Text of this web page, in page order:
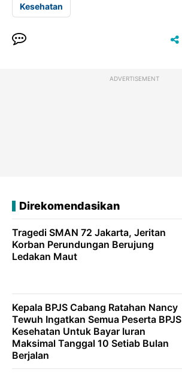
Kesehatan
ADVERTISEMENT
Direkomendasikan
Tragedi SMAN 72 Jakarta, Jeritan
Korban Perundungan Berujung
Ledakan Maut
Kepala BPJS Cabang Ratahan Nancy
Tewuh Ingatkan Semua Peserta BPJS
Kesehatan Untuk Bayar Iuran
Maksimal Tanggal 10 Setiab Bulan
Berjalan